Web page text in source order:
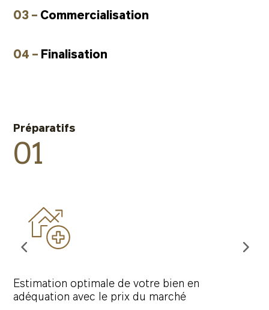
03 – Commercialisation
04 – Finalisation
Préparatifs
01
Estimation optimale de votre bien en
adéquation avec le prix du marché